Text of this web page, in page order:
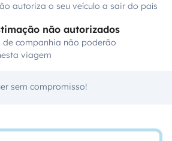
autoriza o seu veículo a sair do país
não autorizados
de companhia não poderão
viagem
sem compromisso!